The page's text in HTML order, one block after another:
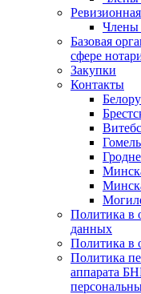
Члены
Базовая
сфере
Закупки
Контакты
Политика в
данных
Политика в
Политика
аппарата